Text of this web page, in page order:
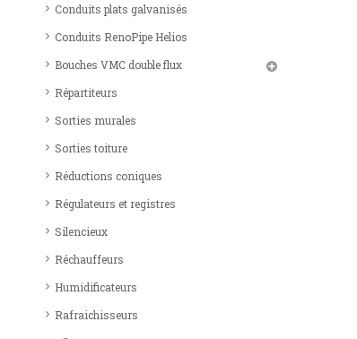
Conduits plats galvanisés
Conduits RenoPipe Helios
Bouches VMC double flux
Répartiteurs
Sorties murales
Sorties toiture
Réductions coniques
Régulateurs et registres
Silencieux
Réchauffeurs
Humidificateurs
Rafraichisseurs